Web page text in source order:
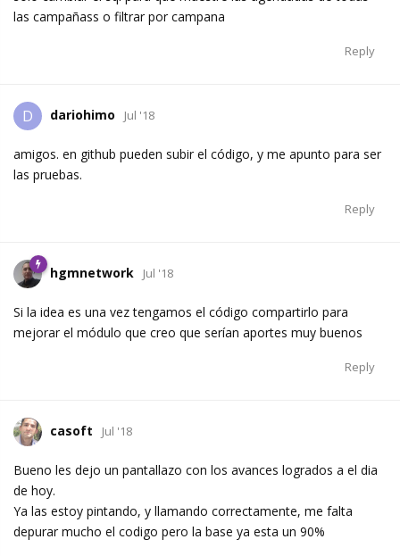
las campañass o filtrar por campana
Reply
D dariohimo Jul '18
amigos. en github pueden subir el código, y me apunto para ser
las pruebas.
Reply
hgmnetwork Jul '18
Si la idea es una vez tengamos el código compartirlo para
mejorar el módulo que creo que serían aportes muy buenos
Reply
casoft Jul '18
Bueno les dejo un pantallazo con los avances logrados a el dia
de hoy.
Ya las estoy pintando, y llamando correctamente, me falta
depurar mucho el codigo pero la base ya esta un 90%